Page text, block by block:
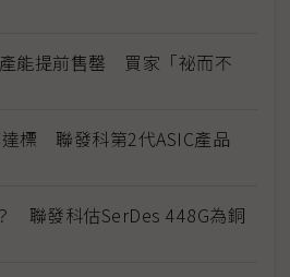
能提前售罄 買家「祕而不
標 聯發科第2代ASIC產品
聯發科估SerDes 448G為銅